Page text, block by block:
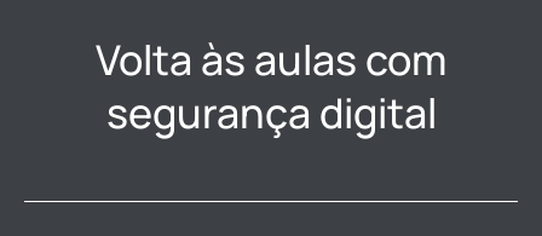
Volta às aulas com
segurança digital